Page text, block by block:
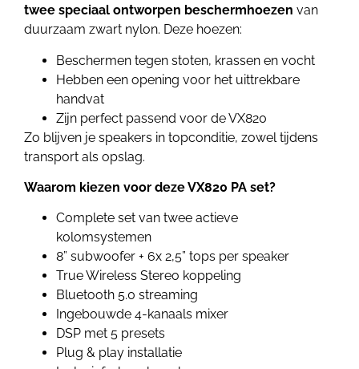
twee speciaal ontworpen beschermhoezen van
duurzaam zwart nylon. Deze hoezen:
Beschermen tegen stoten, krassen en vocht
Hebben een opening voor het uittrekbare
handvat
Zijn perfect passend voor de VX820
Zo blijven je speakers in topconditie, zowel tijdens
transport als opslag.
Waarom kiezen voor deze VX820 PA set?
Complete set van twee actieve
kolomsystemen
8” subwoofer + 6x 2,5” tops per speaker
True Wireless Stereo koppeling
Bluetooth 5.0 streaming
Ingebouwde 4-kanaals mixer
DSP met 5 presets
Plug & play installatie